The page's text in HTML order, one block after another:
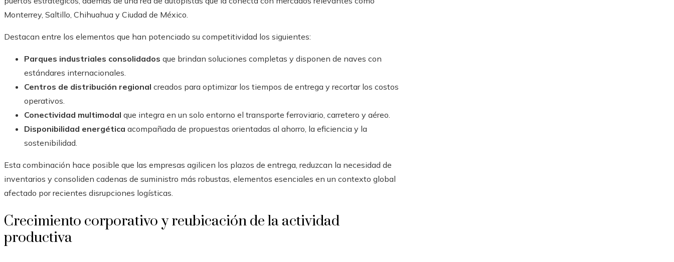
Monterrey, Saltillo, Chihuahua y Ciudad de México.
Destacan entre los elementos que han potenciado su competitividad los siguientes:
Parques industriales consolidados que brindan soluciones completas y disponen de naves con
estándares internacionales.
Centros de distribución regional creados para optimizar los tiempos de entrega y recortar los costos
operativos.
Conectividad multimodal que integra en un solo entorno el transporte ferroviario, carretero y aéreo.
Disponibilidad energética acompañada de propuestas orientadas al ahorro, la eficiencia y la
sostenibilidad.
Esta combinación hace posible que las empresas agilicen los plazos de entrega, reduzcan la necesidad de
inventarios y consoliden cadenas de suministro más robustas, elementos esenciales en un contexto global
afectado por recientes disrupciones logísticas.
Crecimiento corporativo y reubicación de la actividad
productiva